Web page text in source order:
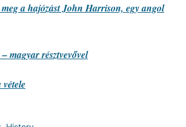
a hajózást John Harrison, egy angol
magyar résztvevővel